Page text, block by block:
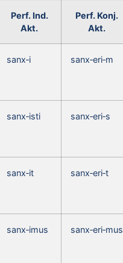
Perf. Ind.
Akt.
Perf. Konj.
Akt.
sanx‑i sanx‑eri‑m
sanx‑isti sanx‑eri‑s
sanx‑it sanx‑eri‑t
sanx‑imus sanx‑eri‑mus